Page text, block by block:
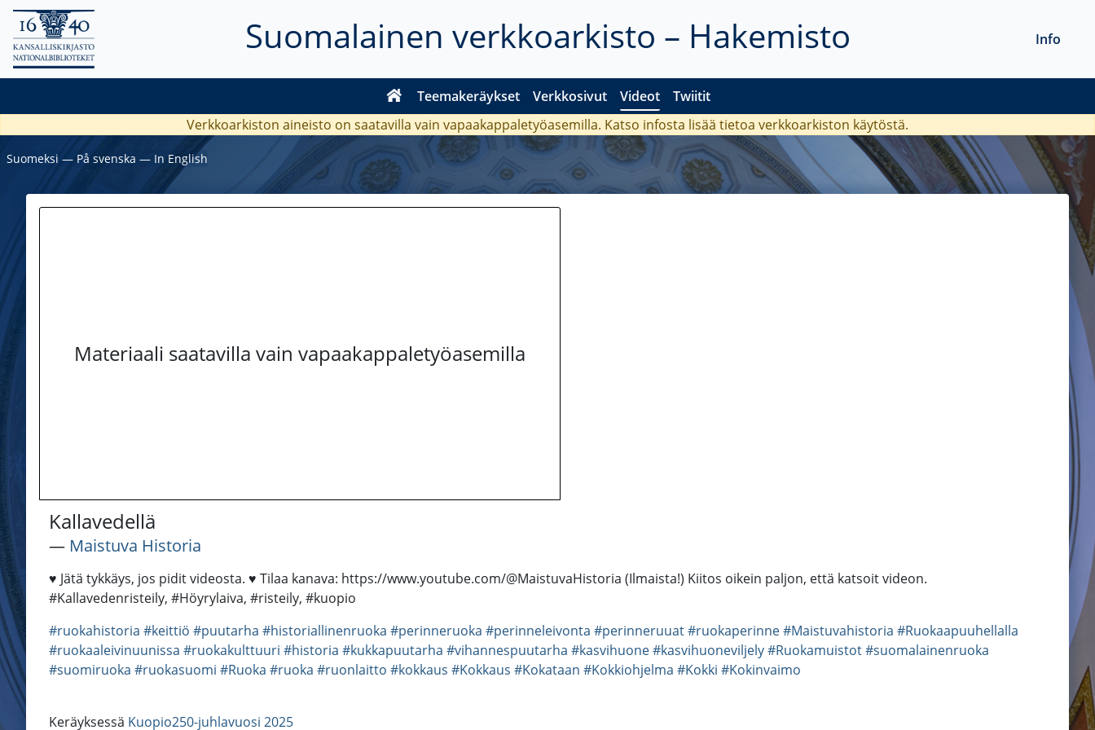
Suomalainen verkkoarkisto – Hakemisto
Teemakeräykset Verkkosivut Videot Twiitit
Info
Verkkoarkiston aineisto on saatavilla vain vapaakappaletyöasemilla. Katso infosta lisää tietoa verkkoarkiston käytöstä.
Suomeksi ― På svenska ― In English
Materiaali saatavilla vain vapaakappaletyöasemilla
Kallavedellä
― Maistuva Historia
♥ Jätä tykkäys, jos pidit videosta. ♥ Tilaa kanava: https://www.youtube.com/@MaistuvaHistoria (Ilmaista!) Kiitos oikein paljon, että katsoit videon.
#Kallavedenristeily, #Höyrylaiva, #risteily, #kuopio
#ruokahistoria #keittiö #puutarha #historiallinenruoka #perinneruoka #perinneleivonta #perinneruuat#ruokaperinne#Maistuvahistoria #Ruokaapuuhellalla
#ruokaaleivinuunissa #ruokakulttuuri #historia #kukkapuutarha #vihannespuutarha #kasvihuone#kasvihuoneviljely#Ruokamuistot#suomalainenruoka
#suomiruoka #ruokasuomi #Ruoka #ruoka #ruonlaitto #kokkaus #Kokkaus #Kokataan #Kokkiohjelma #Kokki #Kokinvaimo
Keräyksessä Kuopio250-juhlavuosi 2025